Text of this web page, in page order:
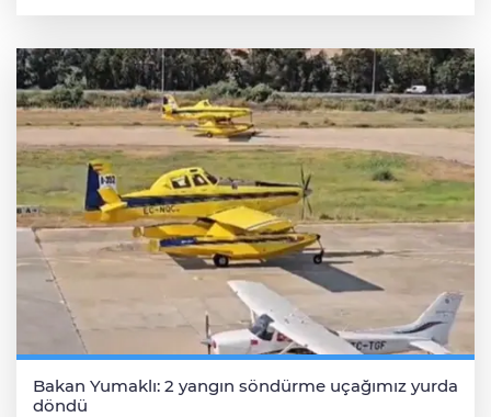
Bakan Yumaklı: 2 yangın söndürme uçağımız yurda
döndü